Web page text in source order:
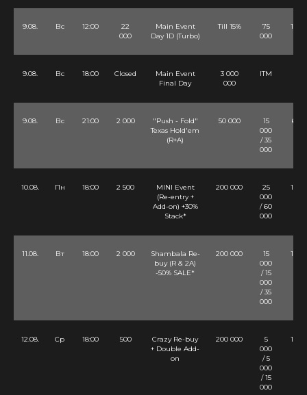
9.08. Вс 12:00
22
000
Main Event
Day 1D (Turbo)
Till 15%
75
000
12
9.08. Вс 18:00 Closed
Main Event
Final Day
3 000
000
ITM
9.08. Вс 21:00 2 000
"Push - Fold"
Texas Hold'em
(R+A)
50 000
15
000
/ 35
000
6 Lvl
10.08. Пн 18:00 2 500
MINI Event
(Re-entry +
Add-on) +30%
Stack*
200 000
25
000
/ 60
000
10
11.08. Вт 18:00 2 000
Shambala Re-
buy (R & 2A)
-50% SALE*
200 000
15
000
/ 15
000
/ 35
000
10
12.08. Ср 18:00 500
Crazy Re-buy
+ Double Add-
on
200 000
5
000
/ 5
000
/ 15
000
12